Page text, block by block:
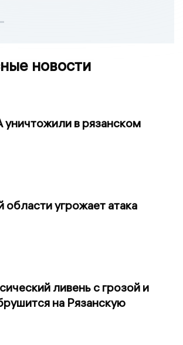
новости
в рязанском
области угрожает атака
ливень с грозой и
на Рязанскую